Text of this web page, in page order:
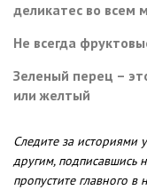
деликатес во всем
Не всегда
Зеленый перец –
или желтый
Следите за историями
другим, подписавшись
пропустите главного в